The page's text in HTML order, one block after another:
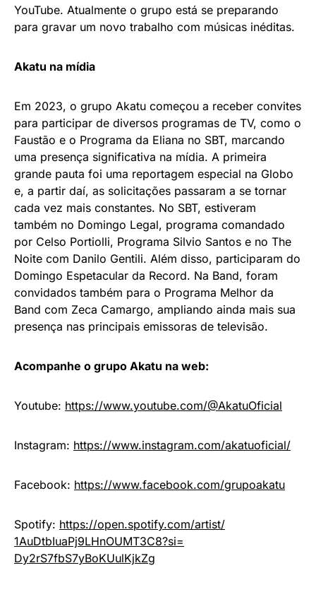
YouTube. Atualmente o grupo está se preparando
para gravar um novo trabalho com músicas inéditas.
Akatu na mídia
Em 2023, o grupo Akatu começou a receber convites
para participar de diversos programas de TV, como o
Faustão e o Programa da Eliana no SBT, marcando
uma presença significativa na mídia. A primeira
grande pauta foi uma reportagem especial na Globo
e, a partir daí, as solicitações passaram a se tornar
cada vez mais constantes. No SBT, estiveram
também no Domingo Legal, programa comandado
por Celso Portiolli, Programa Silvio Santos e no The
Noite com Danilo Gentili. Além disso, participaram do
Domingo Espetacular da Record. Na Band, foram
convidados também para o Programa Melhor da
Band com Zeca Camargo, ampliando ainda mais sua
presença nas principais emissoras de televisão.
Acompanhe o grupo Akatu na web:
Youtube: https://www.youtube.com/@AkatuOficial
Instagram: https://www.instagram.com/akatuoficial/
Facebook: https://www.facebook.com/grupoakatu
Spotify: https://open.spotify.com/artist/
1AuDtbIuaPj9LHnOUMT3C8?si=
Dy2rS7fbS7yBoKUulKjkZg